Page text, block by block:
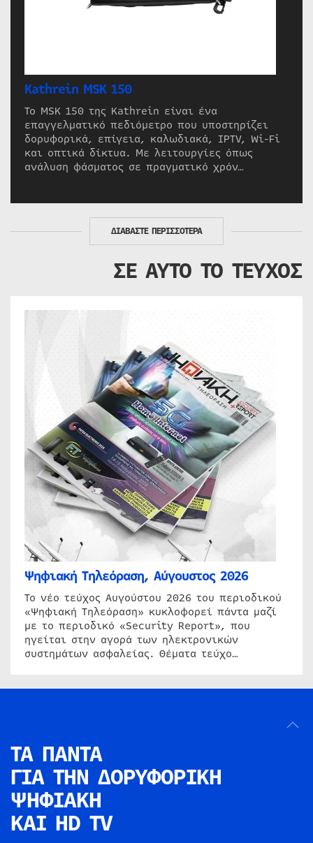
Kathrein MSK 150
Το MSK 150 της Kathrein είναι ένα
επαγγελματικό πεδιόμετρο που υποστηρίζει
δορυφορικά, επίγεια, καλωδιακά, IPTV, Wi-Fi
και οπτικά δίκτυα. Με λειτουργίες όπως
ανάλυση φάσματος σε πραγματικό χρόν…
ΔΙΑΒΑΣΤΕ ΠΕΡΙΣΣΟΤΕΡΑ
ΣΕ ΑΥΤΟ ΤΟ ΤΕΥΧΟΣ
Ψηφιακή Τηλεόραση, Αύγουστος 2026
Το νέο τεύχος Αυγούστου 2026 του περιοδικού
«Ψηφιακή Τηλεόραση» κυκλοφορεί πάντα μαζί
με το περιοδικό «Security Report», που
ηγείται στην αγορά των ηλεκτρονικών
συστημάτων ασφαλείας. Θέματα τεύχο…
ΤΑ ΠΑΝΤΑ
ΓΙΑ ΤΗΝ ΔΟΡΥΦΟΡΙΚΗ
ΨΗΦΙΑΚΗ
ΚΑΙ HD TV